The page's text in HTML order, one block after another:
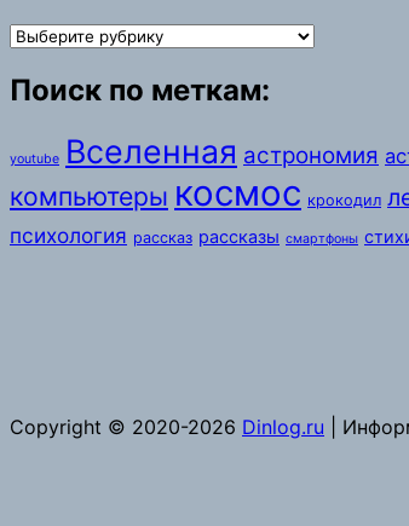
Разделы:
Поиск по меткам:
youtube Вселенная астрономия
компьютеры космос крокодил
психология рассказ рассказы смартфоны
Copyright © 2020-2026 Dinlog.ru |